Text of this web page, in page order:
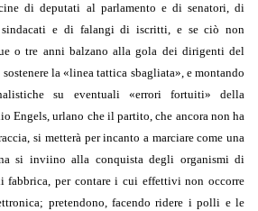
di deputati al parlamento e di senatori, di
sindacati e di falangi di iscritti, e se ciò non
o tre anni balzano alla gola dei dirigenti del
la«linea tattica sbagliata», e montando
su eventuali «errori fortuiti» della
Engels, urlano che il partito, che ancora non ha
si metterà per incanto a marciare come una
si inviino alla conquista degli organismi di
fabbrica, per contare i cui effettivi non occorre
pretendono, facendo ridere i polli e le